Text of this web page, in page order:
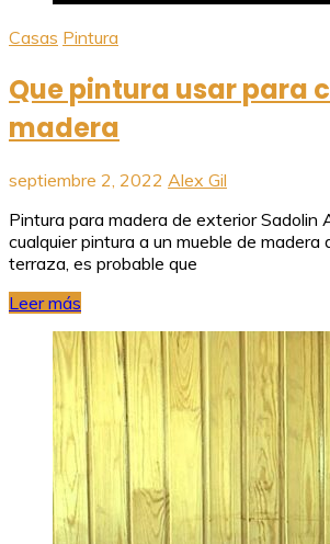
Casas Pintura
Que pintura usar para
madera
septiembre 2, 2022 Alex Gil
Pintura para madera de exterior Sadolin
cualquier pintura a un mueble de madera
terraza, es probable que
Leer más